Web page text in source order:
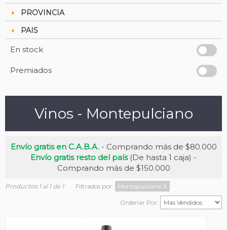
PROVINCIA
PAIS
En stock
Premiados
Vinos - Montepulciano
Envío gratis en C.A.B.A.- Comprando más de $80.000
Envío gratis resto del país(De hasta 1 caja) -
Comprando más de $150.000
Productos 1 al 1 de 1 Filtrados por: Montepulciano X
Ordenar Por: